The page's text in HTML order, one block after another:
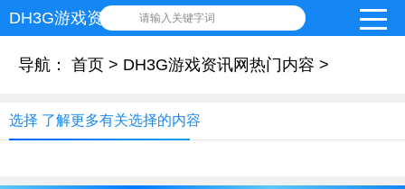
DH3G游戏资讯网 请输入关键字词
导航： 首页 > DH3G游戏资讯网热门内容 >
选择 了解更多有关选择的内容